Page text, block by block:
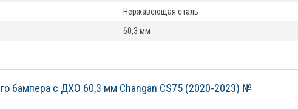
Нержавеющая сталь
60,3 мм
бампера с ДХО 60,3 мм Changan CS75 (2020-2023) №